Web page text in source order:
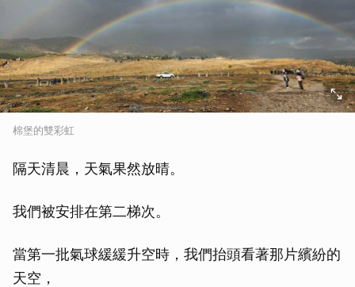
棉堡的雙彩虹
隔天清晨，天氣果然放晴。
我們被安排在第二梯次。
當第一批氣球緩緩升空時，我們抬頭看著那片繽紛的
天空，